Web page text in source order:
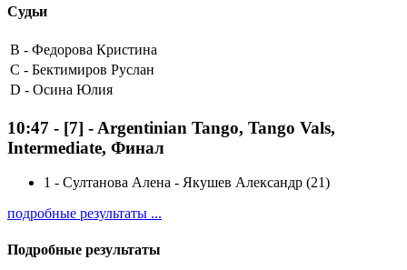
Судьи
B - Федорова Кристина
C - Бектимиров Руслан
D - Осина Юлия
10:47 - [7] - Argentinian Tango, Tango Vals,
Intermediate, Финал
1 - Султанова Алена - Якушев Александр (21)
подробные результаты ...
Подробные результаты